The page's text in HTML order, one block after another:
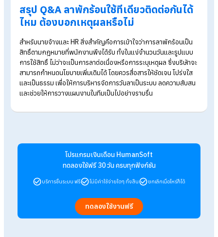
Q: ลาพักร้อน พนักงานต้องแจ้งเหตุผล
ประกอบด้วยหรือไม่?
A: กฎหมายไม่บังคับให้แจ้งเหตุผลเมื่อลาพักร้อน
แต่หากบริษัทมีนโยบายให้แจ้งเหตุผลหรือขออนุมั
ล่วงหน้า พนักงานก็ต้องปฏิบัติตาม
ตามกฎหมายไม่ได้กำหนดว่าพนักงานต้องแจ้งเหตุผลเมื่อขอลาพัก
ให้แจ้งเหตุผลคร่าว ๆ
ให้ยื่นคำขอลาล่วงหน้า
ต้องได้รับอนุมัติจากหัวหน้า
ซึ่งเป็นเงื่อนไขที่องค์กรกำหนดเพื่อวางแผนงานและ
หากบริษัทมีข้อกำหนดเหล่านี้ไว้ พนักงานก็ต้องปฏิบัติตามเพราะถือ
เป็นเงื่อนไขบริษัทอันเป็นคนละส่วนกับกฎหมาย